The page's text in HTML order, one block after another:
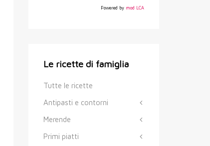
Powered by mod LCA
Le ricette di famiglia
Tutte le ricette
Antipasti e contorni
Merende
Primi piatti